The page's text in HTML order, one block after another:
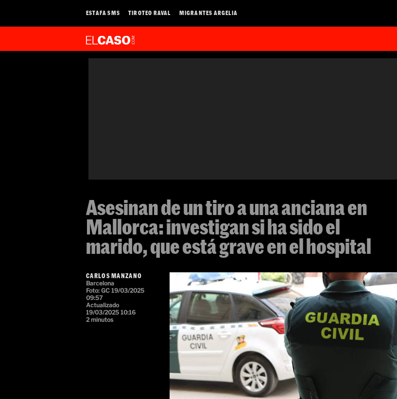
ESTAFA SMS TIROTEO RAVAL MIGRANTES ARGELIA
Asesinan de un tiro a una anciana en
Mallorca: investigan si ha sido el
marido, que está grave en el hospital
CARLOS MANZANO
Barcelona
Foto: GC 19/03/2025
09:57
Actualizado
19/03/2025 10:16
2 minutos